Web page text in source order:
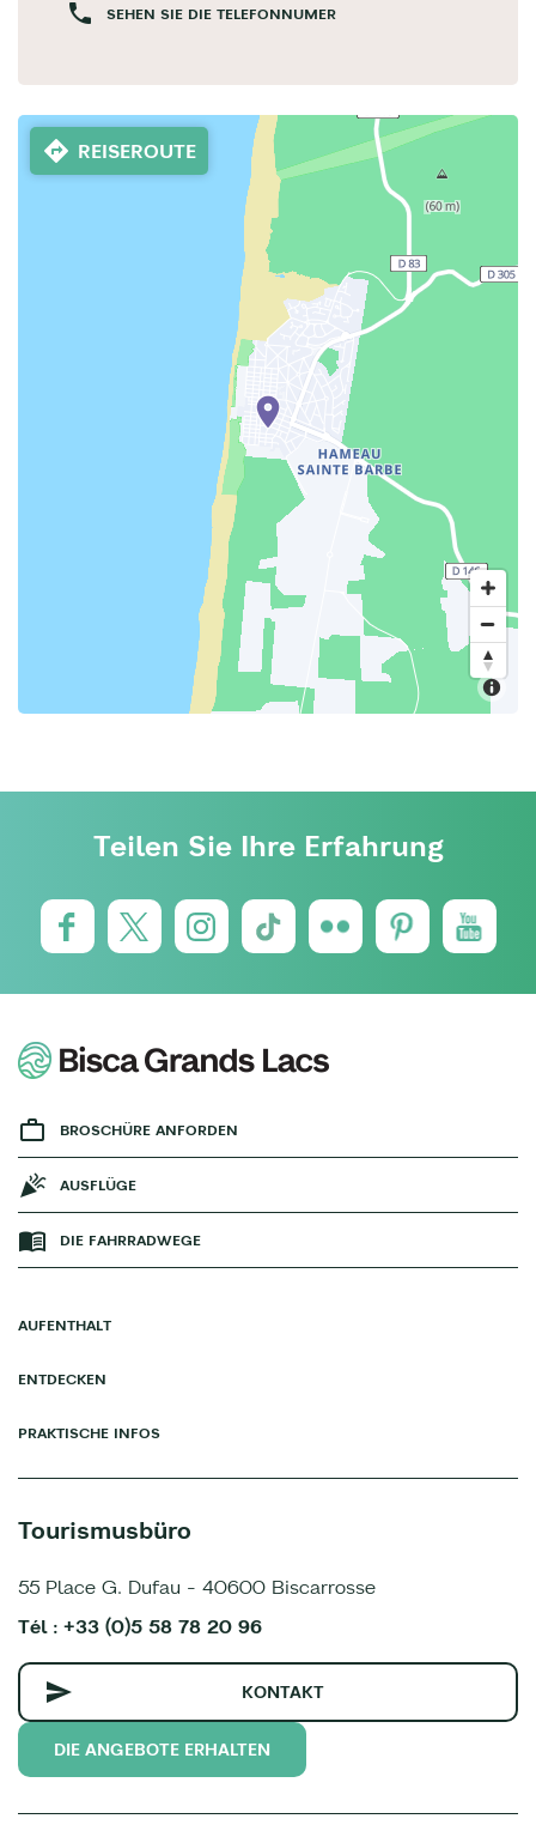
SEHEN SIE DIE TELEFONNUMER
REISEROUTE
Teilen Sie Ihre Erfahrung
BROSCHÜRE ANFORDEN
AUSFLÜGE
DIE FAHRRADWEGE
AUFENTHALT
ENTDECKEN
PRAKTISCHE INFOS
Tourismusbüro
55 Place G. Dufau - 40600 Biscarrosse
Tél : +33 (0)5 58 78 20 96
KONTAKT
DIE ANGEBOTE ERHALTEN